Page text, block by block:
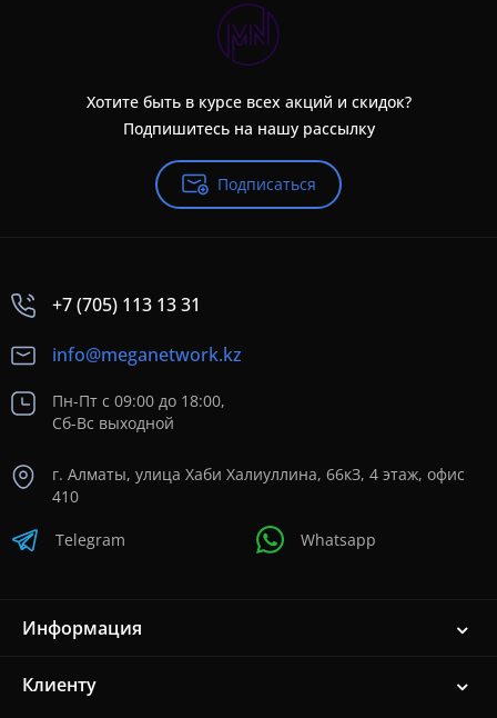
Хотите быть в курсе всех акций и скидок?
Подпишитесь на нашу рассылку
Подписаться
+7 (705) 113 13 31
info@meganetwork.kz
Пн-Пт с 09:00 до 18:00,
Сб-Вс выходной
г. Алматы, улица Хаби Халиуллина, 66кЗ, 4 этаж, офис
410
Telegram Whatsapp
Информация
Клиенту